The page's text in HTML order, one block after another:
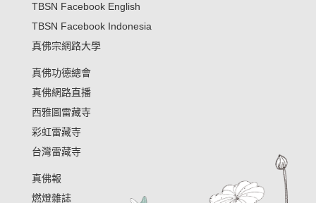
TBSN Facebook English
TBSN Facebook Indonesia
真佛宗網路大學
真佛功德總會
真佛網路直播
西雅圖雷藏寺
彩虹雷藏寺
台灣雷藏寺
真佛報
燃燈雜誌